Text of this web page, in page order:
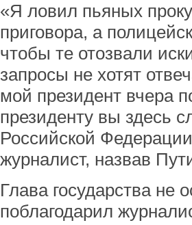
«Я ловил пьяных
приговора, а
чтобы те отозвали
запросы не хотят
мой президент вчера
президенту вы здесь
Российской
журналист, назвав
Глава государства не
поблагодарил